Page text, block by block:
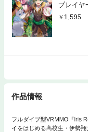
プレイヤ
1,595
作品情報
フルダイブ型VRMMO『Iris
イをはじめる高校生・伊勢